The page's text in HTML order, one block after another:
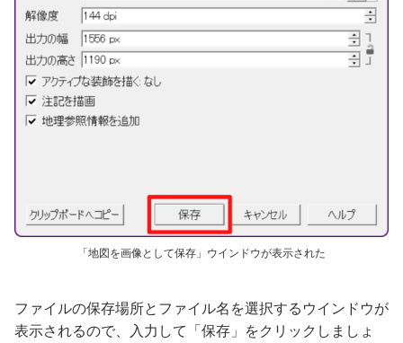
「地図を画像として保存」ウインドウが表示された
ファイルの保存場所とファイル名を選択するウインドウが
表示されるので、入力して「保存」をクリックしましょ